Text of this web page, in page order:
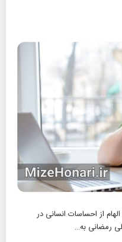
از احساسات انسانی در
رمضانی به…